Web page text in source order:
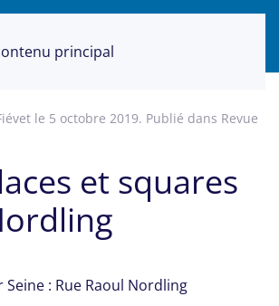
principal
le 5 octobre 2019. Publié dans Revue
et squares
Seine : Rue Raoul Nordling